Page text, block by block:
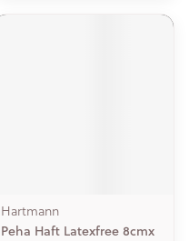
Hartmann
Peha Haft Latexfree 8cmx